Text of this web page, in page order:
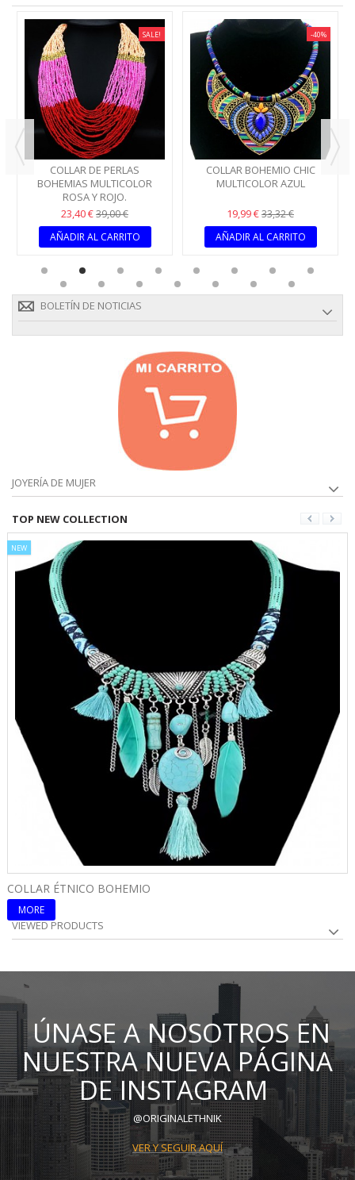
SALE!
COLLAR DE PERLAS
BOHEMIAS MULTICOLOR
ROSA Y ROJO.
23,40 €39,00 €
AÑADIR AL CARRITO
-40%
COLLAR BOHEMIO CHIC
MULTICOLOR AZUL
19,99 €33,32 €
AÑADIR AL CARRITO
BOLETÍN DE NOTICIAS
JOYERÍA DE MUJER
TOP NEW COLLECTION
NEW
COLLAR ÉTNICO BOHEMIO
MORE
VIEWED PRODUCTS
ÚNASE A NOSOTROS EN
NUESTRA NUEVA PÁGINA
DE INSTAGRAM
@ORIGINALETHNIK
VER Y SEGUIR AQUÍ